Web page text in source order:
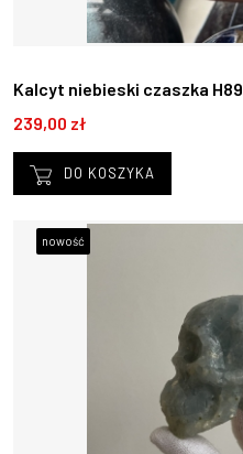
Kalcyt niebieski czaszka H89
239,00 zł
DO KOSZYKA
nowość